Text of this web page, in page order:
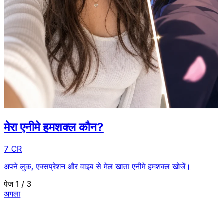
मेरा एनीमे हमशक्ल कौन?
7 CR
अपने लुक, एक्सप्रेशन और वाइब से मेल खाता एनीमे हमशक्ल खोजें।
पेज 1 / 3
अगला